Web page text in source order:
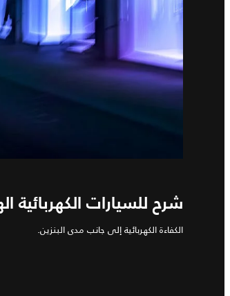
شرح للسيارات الكهربائية
الكفاءة الكهربائية إلى جانب مدى البنزين.